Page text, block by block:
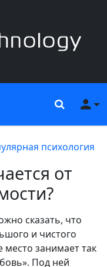
Поиск
психология
от
сказать, что
и чистого
место занимает так
Под ней